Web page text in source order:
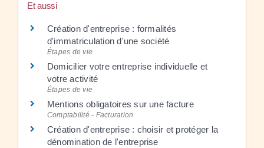
Et aussi
Création d'entreprise : formalités
d'immatriculation d'une société
Étapes de vie
Domicilier votre entreprise individuelle et
votre activité
Étapes de vie
Mentions obligatoires sur une facture
Comptabilité - Facturation
Création d'entreprise : choisir et protéger la
dénomination de l'entreprise